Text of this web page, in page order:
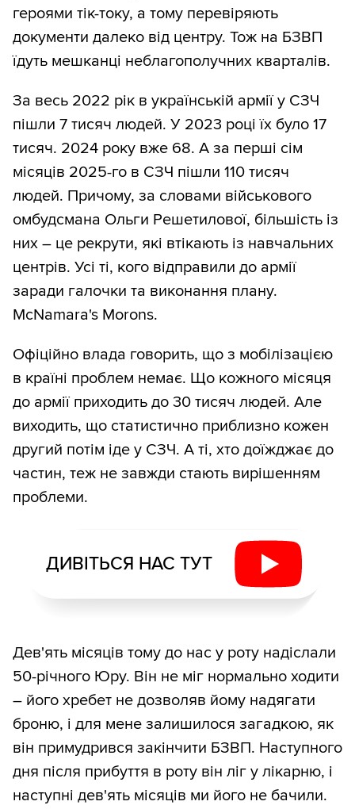
героями тік-току, а тому перевіряють
документи далеко від центру. Тож на БЗВП
їдуть мешканці неблагополучних кварталів.
За весь 2022 рік в українській армії у СЗЧ
пішли 7 тисяч людей. У 2023 році їх було 17
тисяч. 2024 року вже 68. А за перші сім
місяців 2025-го в СЗЧ пішли 110 тисяч
людей. Причому, за словами військового
омбудсмана Ольги Решетилової, більшість із
них – це рекрути, які втікають із навчальних
центрів. Усі ті, кого відправили до армії
заради галочки та виконання плану.
McNamara's Morons.
Офіційно влада говорить, що з мобілізацією
в країні проблем немає. Що кожного місяця
до армії приходить до 30 тисяч людей. Але
виходить, що статистично приблизно кожен
другий потім іде у СЗЧ. А ті, хто доїжджає до
частин, теж не завжди стають вирішенням
проблеми.
ДИВІТЬСЯ НАС ТУТ
Дев'ять місяців тому до нас у роту надіслали
50-річного Юру. Він не міг нормально ходити
– його хребет не дозволяв йому надягати
броню, і для мене залишилося загадкою, як
він примудрився закінчити БЗВП. Наступного
дня після прибуття в роту він ліг у лікарню, і
наступні дев'ять місяців ми його не бачили.